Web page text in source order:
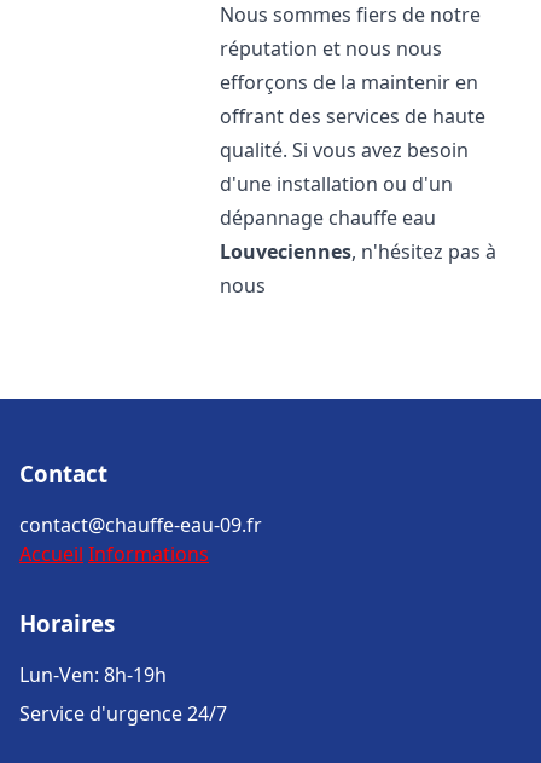
Nous sommes fiers de notre
réputation et nous nous
efforçons de la maintenir en
offrant des services de haute
qualité. Si vous avez besoin
d'une installation ou d'un
dépannage chauffe eau
Louveciennes, n'hésitez pas à
nous
Contact
contact@chauffe-eau-09.fr
Accueil Informations
Horaires
Lun-Ven: 8h-19h
Service d'urgence 24/7